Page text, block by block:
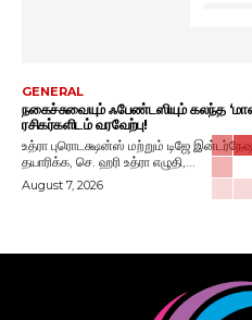
GENERAL
நகைச்சுவையும் ஃபேண்டஸியும் கலந்த
ரசிகர்களிடம் வரவேற்பு!
உத்ரா புரொடக்ஷன்ஸ் மற்றும் டிஜே
தயாரிக்க, செ. ஹரி உத்ரா எழுதி,...
August 7, 2026